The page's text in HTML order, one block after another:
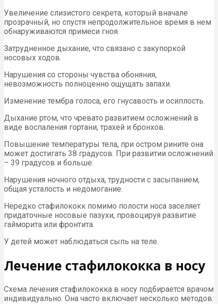
Увеличение слизистого секрета, который вначале
прозрачный, но спустя непродолжительное время в нем
обнаруживаются примеси гноя.
Затрудненное дыхание, что связано с закупоркой
носовых ходов.
Нарушения со стороны чувства обоняния,
невозможность полноценно ощущать запахи.
Изменение тембра голоса, его гнусавость и осиплость.
Дыхание ртом, что чревато развитием осложнений в
виде воспаления гортани, трахей и бронхов.
Повышение температуры тела, при остром рините она
может достигать 38 градусов. При развитии осложнений
– 39 градусов и больше.
Нарушения ночного отдыха, трудности с засыпанием,
общая усталость и недомогание.
Нередко стафилококк помимо полости носа заселяет
придаточные носовые пазухи, провоцируя развитие
гайморита или фронтита.
У детей может наблюдаться сыпь на теле.
Лечение стафилококка в носу
Схема лечения стафилококка в носу подбирается врачом
индивидуально. Она часто включает несколько методов.